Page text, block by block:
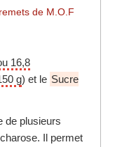
16,8
g) et le Sucre
de plusieurs
Il permet